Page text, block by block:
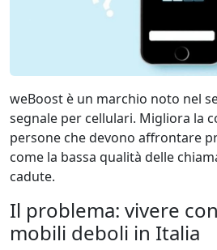
weBoost è un marchio noto nel
segnale per cellulari. Migliora la
persone che devono affrontare
come la bassa qualità delle
cadute.
Il problema: vivere
mobili deboli in Italia